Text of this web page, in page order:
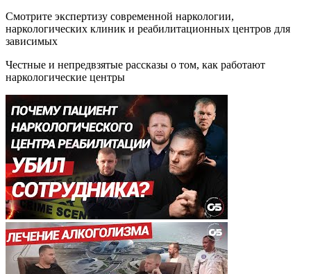
Смотрите экспертизу современной наркологии,
наркологических клиник и реабилитационных центров для
зависимых
Честные и непредвзятые рассказы о том, как работают
наркологические центры